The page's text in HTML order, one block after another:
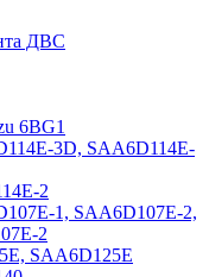
ДВС
6BG1
3D, SAA6D114E-
2
1, SAA6D107E-2,
2
SAA6D125E